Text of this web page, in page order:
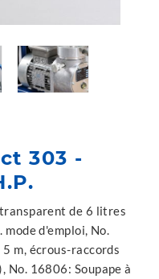
303 -
de 6 litres
d'emploi, No.
m, écrous-raccords
No. 16806: Soupape à